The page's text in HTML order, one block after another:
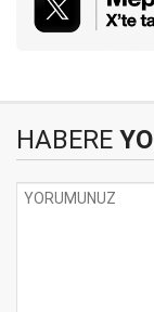
HABERE